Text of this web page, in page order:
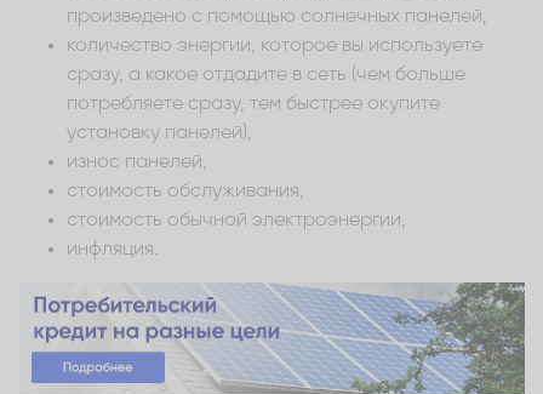
произведено с помощью солнечных панелей,
количество энергии, которое вы используете
сразу, а какое отдадите в сеть (чем больше
потребляете сразу, тем быстрее окупите
установку панелей),
износ панелей,
стоимость обслуживания,
стоимость обычной электроэнергии,
инфляция.